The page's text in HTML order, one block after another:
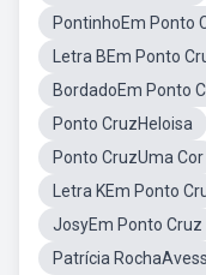
PontinhoEm Ponto
Letra BEm Ponto
BordadoEm Ponto
Ponto CruzHeloisa
Ponto CruzUma Cor
Letra KEm Ponto
JosyEm Ponto Cruz
Patrícia